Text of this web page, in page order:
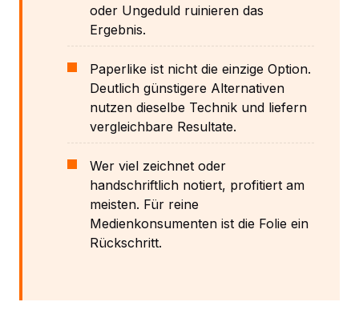
oder Ungeduld ruinieren das
Ergebnis.
Paperlike ist nicht die einzige Option.
Deutlich günstigere Alternativen
nutzen dieselbe Technik und liefern
vergleichbare Resultate.
Wer viel zeichnet oder
handschriftlich notiert, profitiert am
meisten. Für reine
Medienkonsumenten ist die Folie ein
Rückschritt.